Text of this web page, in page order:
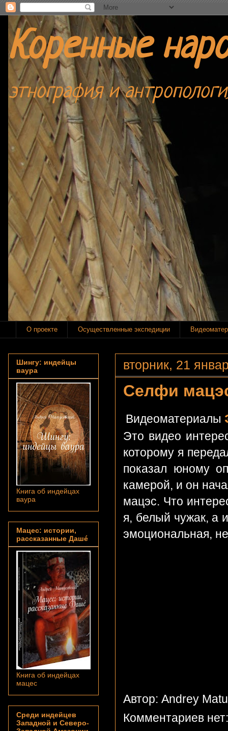
Коренные
этнография и
О проекте Осуществленные экспедиции
вторник, 21
Селфи
Видеоматериалы
Это видео
которому я
показал юному
камерой, и он
мацэс. Что
я, белый чужак, а
эмоциональная,
Автор: Andrey
Комментариев
Шингу: индейцы
ваура
Книга об индейцах
ваура
Мацес: истории,
рассказанные Дашé
Книга об индейцах
мацес
Среди индейцев
Западной и Северо-